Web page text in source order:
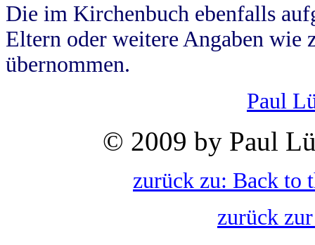
Die im Kirchenbuch ebenfalls
Eltern oder weitere Angaben wie
übernommen.
Paul
© 2009 by Paul
zurück zu: Back to
zurück